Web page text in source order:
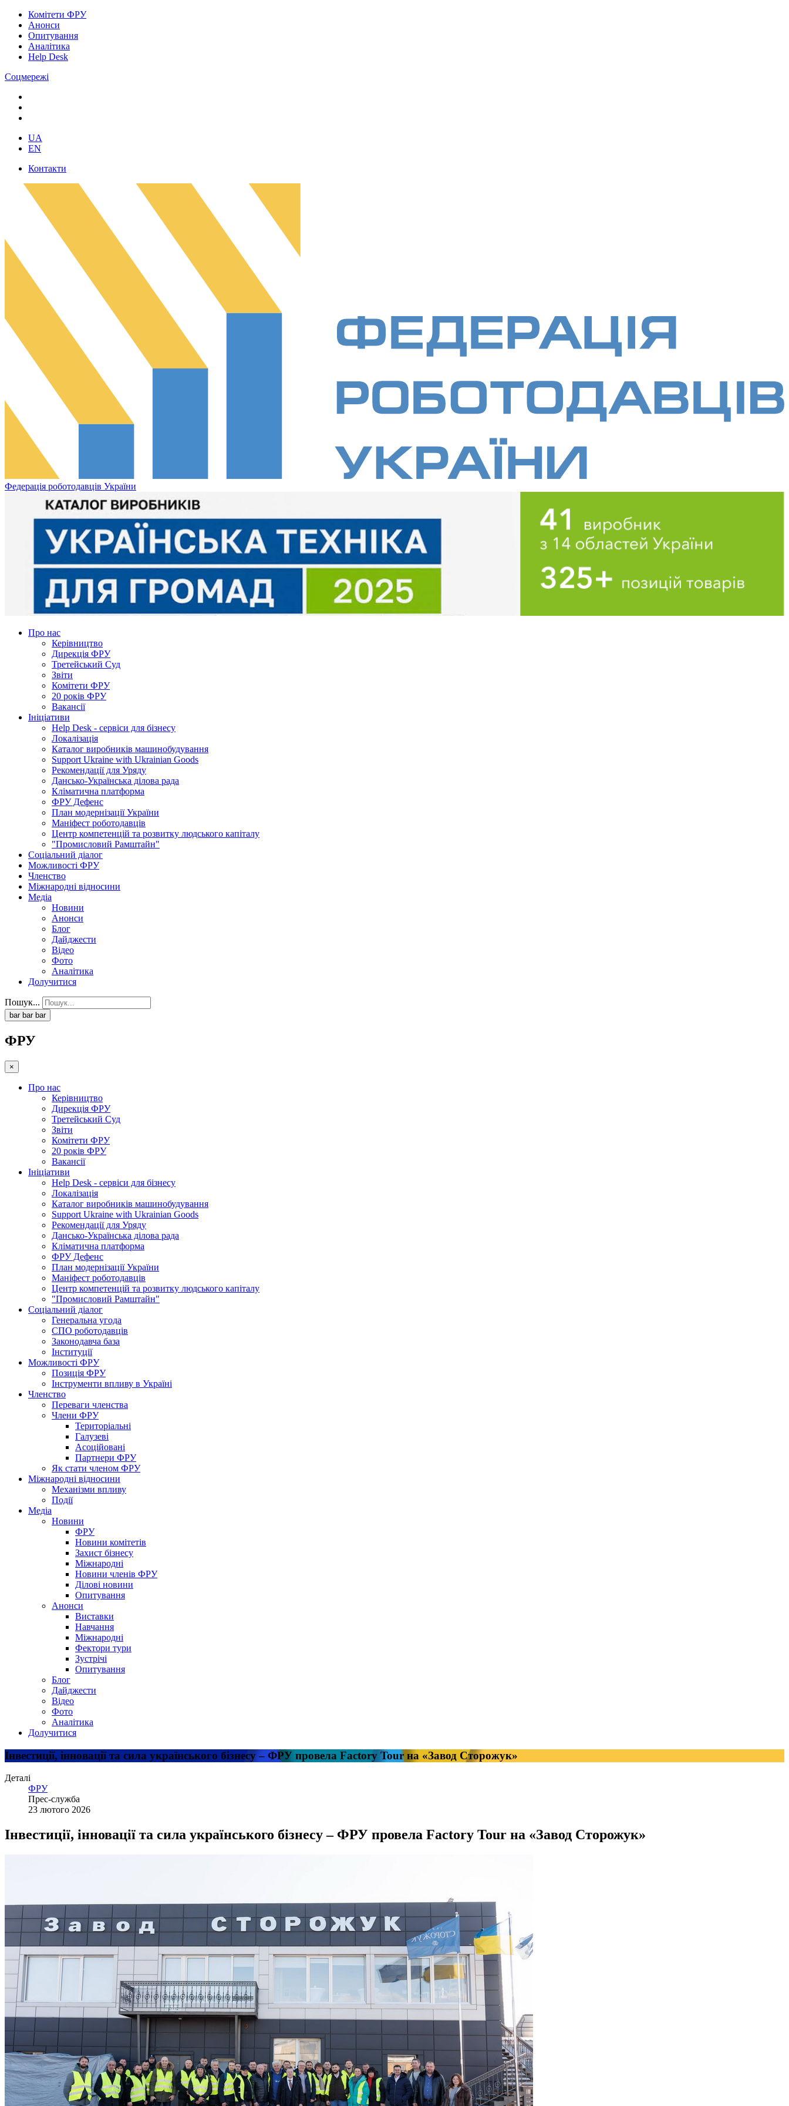
Комітети ФРУ
Анонси
Опитування
Аналітика
Help Desk
Соцмережі
UA
EN
Контакти
Федерація роботодавців України
Про нас
Керівництво
Дирекція ФРУ
Третейський Суд
Звіти
Комітети ФРУ
20 років ФРУ
Вакансії
Ініціативи
Help Desk - сервіси для бізнесу
Локалізація
Каталог виробників машинобудування
Support Ukraine with Ukrainian Goods
Рекомендації для Уряду
Дансько-Українська ділова рада
Кліматична платформа
ФРУ Дефенс
План модернізації України
Маніфест роботодавців
Центр компетенцій та розвитку людського капіталу
"Промисловий Рамштайн"
Соціальний діалог
Можливості ФРУ
Членство
Міжнародні відносини
Медіа
Новини
Анонси
Блог
Дайджести
Відео
Фото
Аналітика
Долучитися
Пошук...
bar bar bar
ФРУ
×
Про нас
Керівництво
Дирекція ФРУ
Третейський Суд
Звіти
Комітети ФРУ
20 років ФРУ
Вакансії
Ініціативи
Help Desk - сервіси для бізнесу
Локалізація
Каталог виробників машинобудування
Support Ukraine with Ukrainian Goods
Рекомендації для Уряду
Дансько-Українська ділова рада
Кліматична платформа
ФРУ Дефенс
План модернізації України
Маніфест роботодавців
Центр компетенцій та розвитку людського капіталу
"Промисловий Рамштайн"
Соціальний діалог
Генеральна угода
СПО роботодавців
Законодавча база
Інституції
Можливості ФРУ
Позиція ФРУ
Інструменти впливу в Україні
Членство
Переваги членства
Члени ФРУ
Територіальні
Галузеві
Асоційовані
Партнери ФРУ
Як стати членом ФРУ
Міжнародні відносини
Механізми впливу
Події
Медіа
Новини
ФРУ
Новини комітетів
Захист бізнесу
Міжнародні
Новини членів ФРУ
Ділові новини
Опитування
Анонси
Виставки
Навчання
Міжнародні
Фектори тури
Зустрічі
Опитування
Блог
Дайджести
Відео
Фото
Аналітика
Долучитися
Інвестиції, інновації та сила українського бізнесу – ФРУ провела Factory Tour на «Завод Сторожук»
Деталі
ФРУ
Прес-служба
23 лютого 2026
Інвестиції, інновації та сила українського бізнесу – ФРУ провела Factory Tour на «Завод Сторожук»